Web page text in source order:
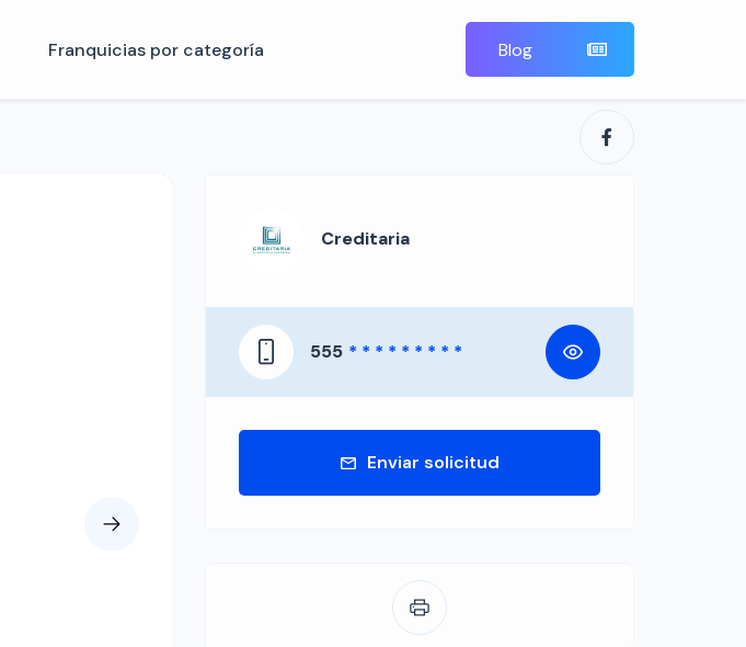
Franquicias por categoría Blog
Creditaria
555 * * * * * * * * *
Enviar solicitud